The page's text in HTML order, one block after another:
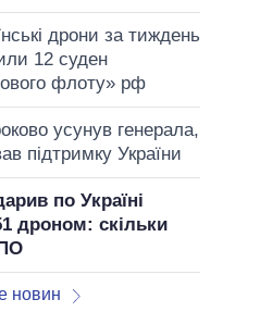
дрони за тиждень
12 суден
флоту» рф
усунув генерала,
підтримку України
по Україні
дроном: скільки
новин